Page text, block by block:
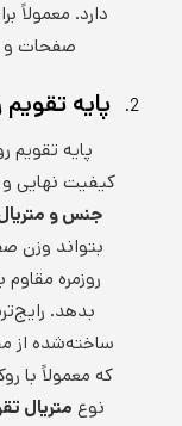
صفحات و ۲۵۰ تا ۳۰۰ گرم برای جلد توصیه می‌شود.
پایه
پایه تقویم
کیفیت نهایی
جنس و
بتواند وزن
روزمره
بدهد.
که معمولاً با
نوع متریال